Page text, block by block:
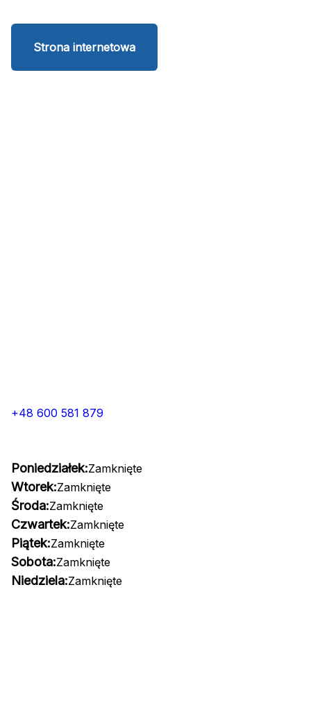
Strona internetowa
+48 600 581 879
Poniedziałek:Zamknięte
Wtorek:Zamknięte
Środa:Zamknięte
Czwartek:Zamknięte
Piątek:Zamknięte
Sobota:Zamknięte
Niedziela:Zamknięte